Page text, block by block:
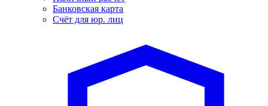
Банковская карта
Счёт для юр. лиц